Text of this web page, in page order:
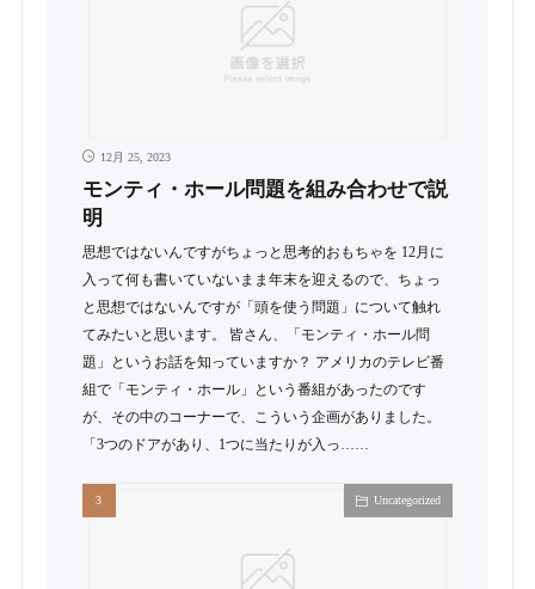
12月 25, 2023
モンティ・ホール問題を組み合わせで説
明
思想ではないんですがちょっと思考的おもちゃを 12月に
入って何も書いていないまま年末を迎えるので、ちょっ
と思想ではないんですが「頭を使う問題」について触れ
てみたいと思います。 皆さん、「モンティ・ホール問
題」というお話を知っていますか？ アメリカのテレビ番
組で「モンティ・ホール」という番組があったのです
が、その中のコーナーで、こういう企画がありました。
「3つのドアがあり、1つに当たりが入っ……
Uncategorized